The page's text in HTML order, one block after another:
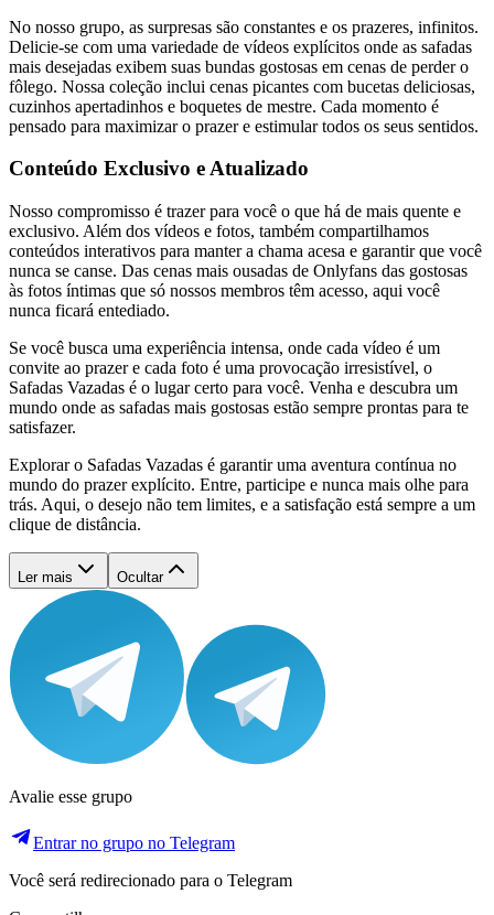
No nosso grupo, as surpresas são constantes e os prazeres, infinitos.
Delicie-se com uma variedade de vídeos explícitos onde as safadas
mais desejadas exibem suas bundas gostosas em cenas de perder o
fôlego. Nossa coleção inclui cenas picantes com bucetas deliciosas,
cuzinhos apertadinhos e boquetes de mestre. Cada momento é
pensado para maximizar o prazer e estimular todos os seus sentidos.
Conteúdo Exclusivo e Atualizado
Nosso compromisso é trazer para você o que há de mais quente e
exclusivo. Além dos vídeos e fotos, também compartilhamos
conteúdos interativos para manter a chama acesa e garantir que você
nunca se canse. Das cenas mais ousadas de Onlyfans das gostosas
às fotos íntimas que só nossos membros têm acesso, aqui você
nunca ficará entediado.
Se você busca uma experiência intensa, onde cada vídeo é um
convite ao prazer e cada foto é uma provocação irresistível, o
Safadas Vazadas é o lugar certo para você. Venha e descubra um
mundo onde as safadas mais gostosas estão sempre prontas para te
satisfazer.
Explorar o Safadas Vazadas é garantir uma aventura contínua no
mundo do prazer explícito. Entre, participe e nunca mais olhe para
trás. Aqui, o desejo não tem limites, e a satisfação está sempre a um
clique de distância.
Ler mais Ocultar
Avalie esse grupo
Entrar no grupo no Telegram
Você será redirecionado para o Telegram